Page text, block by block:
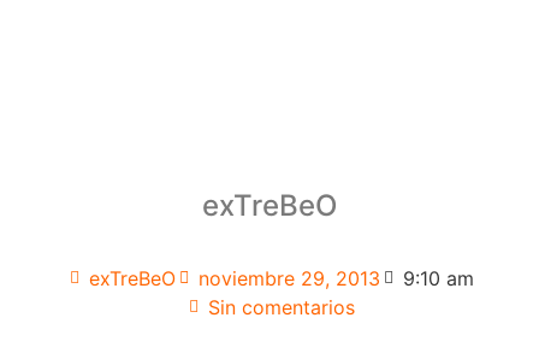
exTreBeO
exTreBeO noviembre 29, 2013
9:10 am
Sin comentarios